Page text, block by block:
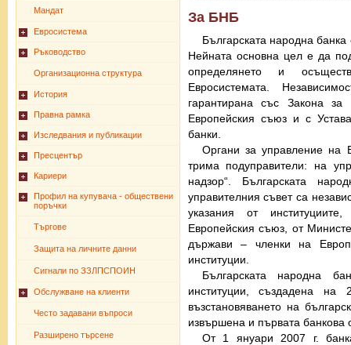
Мандат
Евросистема
Ръководство
Организационна структура
История
Правна рамка
Изследвания и публикации
Пресцентър
Кариери
Профил на купувача - обществени
поръчки
Търгове
Защита на личните данни
Сигнали по ЗЗЛПСПОИН
Обслужване на клиенти
Често задавани въпроси
Разширено търсене
За БНБ
Българската народна
Нейната основна цел е да
определянето и
Евросистемата.
гарантирана със Закона
Европейския съюз и с
банки.
Органи за управление на
трима подуправители: на
надзор“. Българската
управителния съвет са
указания от
Европейския съюз, от
държави – членки на
институции.
Българската народна
институции, създадена на
възстановяването на
извършена и първата банкова
От 1 януари 2007 г.